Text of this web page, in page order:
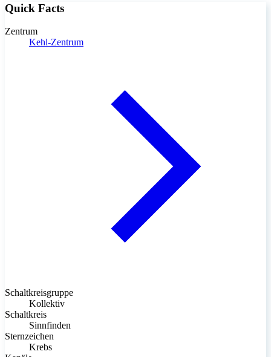
Quick Facts
Zentrum
Kehl-Zentrum
Schaltkreisgruppe
Kollektiv
Schaltkreis
Sinnfinden
Sternzeichen
Krebs